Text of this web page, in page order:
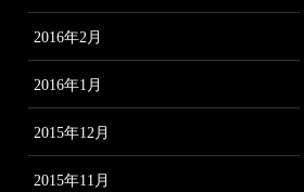
2016年2月
2016年1月
2015年12月
2015年11月